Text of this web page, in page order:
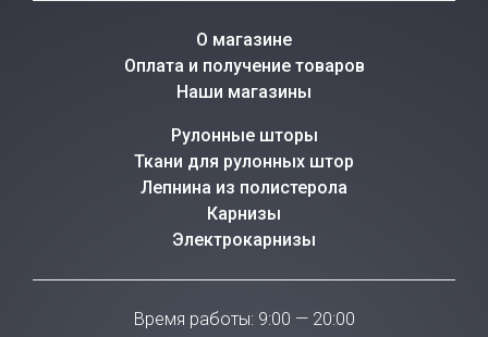
О магазине
Оплата и получение товаров
Наши магазины
Рулонные шторы
Ткани для рулонных штор
Лепнина из полистерола
Карнизы
Электрокарнизы
Время работы: 9:00 — 20:00